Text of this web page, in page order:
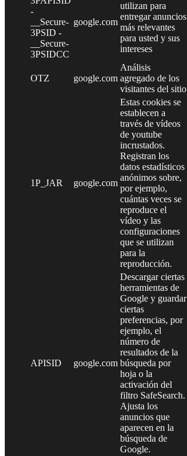
-
__Secure-
3PSID -
__Secure-
3PSIDCC
google.com
utilizan para
entregar anuncios
más relevantes
para usted y sus
intereses
OTZ google.com
Análisis
agregado de los
visitantes del sitio
1P_JAR google.com
Estas cookies se
establecen a
través de vídeos
de youtube
incrustados.
Registran los
datos estadísticos
anónimos sobre,
por ejemplo,
cuántas veces se
reproduce el
vídeo y las
configuraciones
que se utilizan
para la
reproducción.
APISID google.com
Descargar ciertas
herramientas de
Google y guardar
ciertas
preferencias, por
ejemplo, el
número de
resultados de la
búsqueda por
hoja o la
activación del
filtro SafeSearch.
Ajusta los
anuncios que
aparecen en la
búsqueda de
Google.